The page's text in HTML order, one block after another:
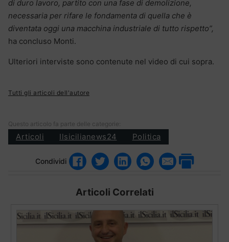
di duro lavoro, partito con una fase di demolizione,
necessaria per rifare le fondamenta di quella che è
diventata oggi una macchina industriale di tutto rispetto”,
ha concluso Monti.
Ulteriori interviste sono contenute nel video di cui sopra.
Tutti gli articoli dell'autore
Questo articolo fa parte delle categorie:
Articoli Ilsicilianews24 Politica
Condividi
Articoli Correlati